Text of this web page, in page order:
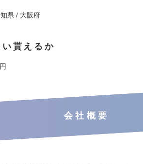
県 / 大阪府
貰えるか
会社概要